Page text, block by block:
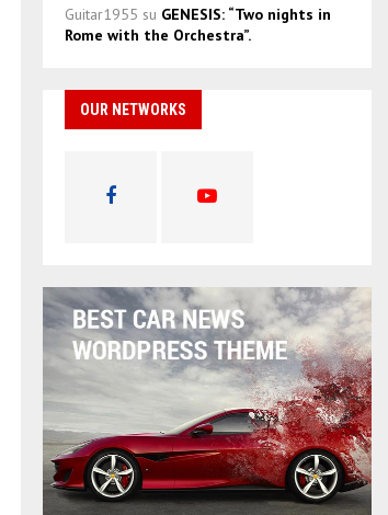
Guitar1955 su GENESIS: “Two nights in
Rome with the Orchestra”.
OUR NETWORKS